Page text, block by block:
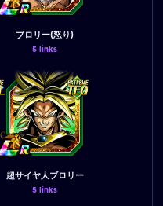
ブロリー(怒り)
5 links
超サイヤ人ブロリー
5 links